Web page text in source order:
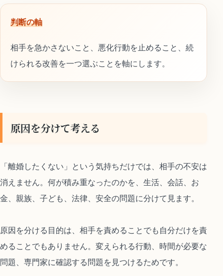
判断の軸
相手を急かさないこと、悪化行動を止めること、続
けられる改善を一つ選ぶことを軸にします。
原因を分けて考える
「離婚したくない」という気持ちだけでは、相手の不安は
消えません。何が積み重なったのかを、生活、会話、お
金、親族、子ども、法律、安全の問題に分けて見ます。
原因を分ける目的は、相手を責めることでも自分だけを責
めることでもありません。変えられる行動、時間が必要な
問題、専門家に確認する問題を見つけるためです。